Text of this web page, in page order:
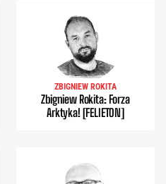
ZBIGNIEW ROKITA
Zbigniew Rokita: Forza
Arktyka! [FELIETON]